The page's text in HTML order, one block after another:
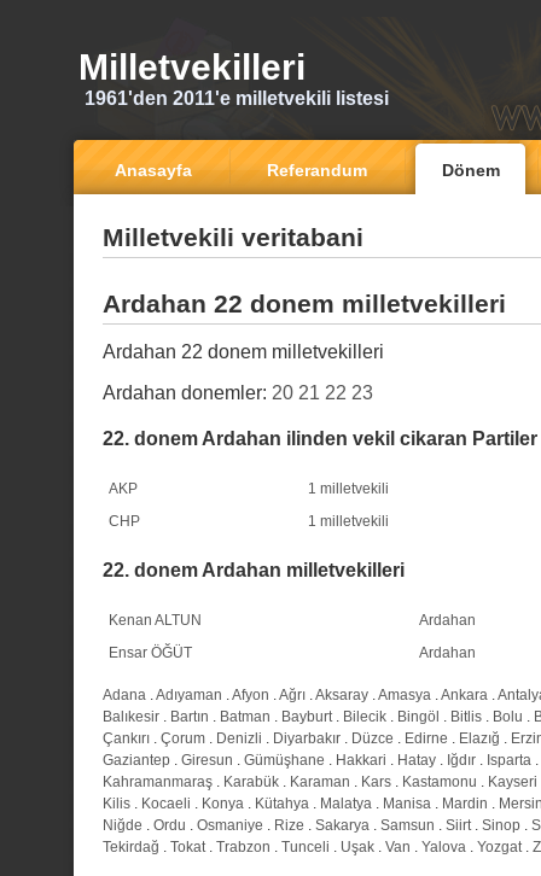
Milletvekilleri
1961'den 2011'e milletvekili listesi
Anasayfa Referandum Dönem
Milletvekili veritabani
Ardahan 22 donem milletvekilleri
Ardahan 22 donem milletvekilleri
Ardahan donemler: 20 21 22 23
22. donem Ardahan ilinden vekil cikaran Partiler
AKP
1 milletvekili
CHP
1 milletvekili
22. donem Ardahan milletvekilleri
Kenan ALTUN
Ardahan
Ensar ÖĞÜT
Ardahan
Adana .Adıyaman .Afyon .Ağrı .Aksaray .Amasya .Ankara .
Balıkesir . Bartın . Batman . Bayburt. Bilecik . Bingöl . Bitlis . Bolu .
Çankırı . Çorum . Denizli . Diyarbakır . Düzce . Edirne . Elazığ .
Gaziantep . Giresun . Gümüşhane . Hakkari . Hatay . Iğdır . Isparta .
Kahramanmaraş . Karabük . Karaman . Kars . Kastamonu . Kayseri
Kilis . Kocaeli . Konya . Kütahya . Malatya . Manisa . Mardin .
Niğde . Ordu . Osmaniye . Rize . Sakarya . Samsun . Siirt. Sinop .
Tekirdağ . Tokat. Trabzon . Tunceli . Uşak . Van . Yalova . Yozgat.